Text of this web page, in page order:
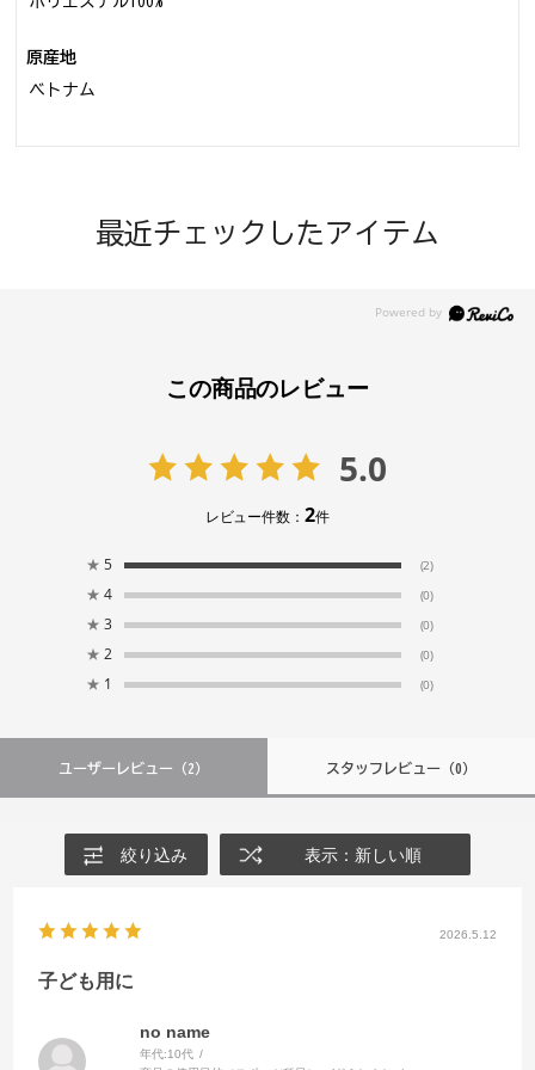
原産地
ベトナム
最近チェックしたアイテム
この商品のレビュー
5.0
レビュー件数：2件
★ 5 (2)
★ 4 (0)
★ 3 (0)
★ 2 (0)
★ 1 (0)
ユーザーレビュー （2） スタッフレビュー（0）
絞り込み 表示：新しい順
2026.5.12
子ども用に
no name
年代:10代